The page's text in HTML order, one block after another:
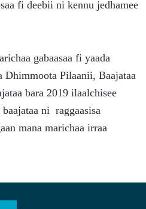
fi deebii ni kennu jedhamee
gabaasaa fi yaada
Dhimmoota Pilaanii, Baajataa
bara 2019 ilaalchisee
ni  raggaasisa
mana marichaa irraa